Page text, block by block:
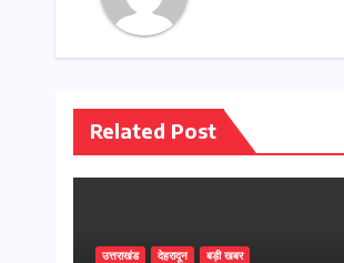
Related Post
उत्तराखंड देहरादून बड़ी खबर